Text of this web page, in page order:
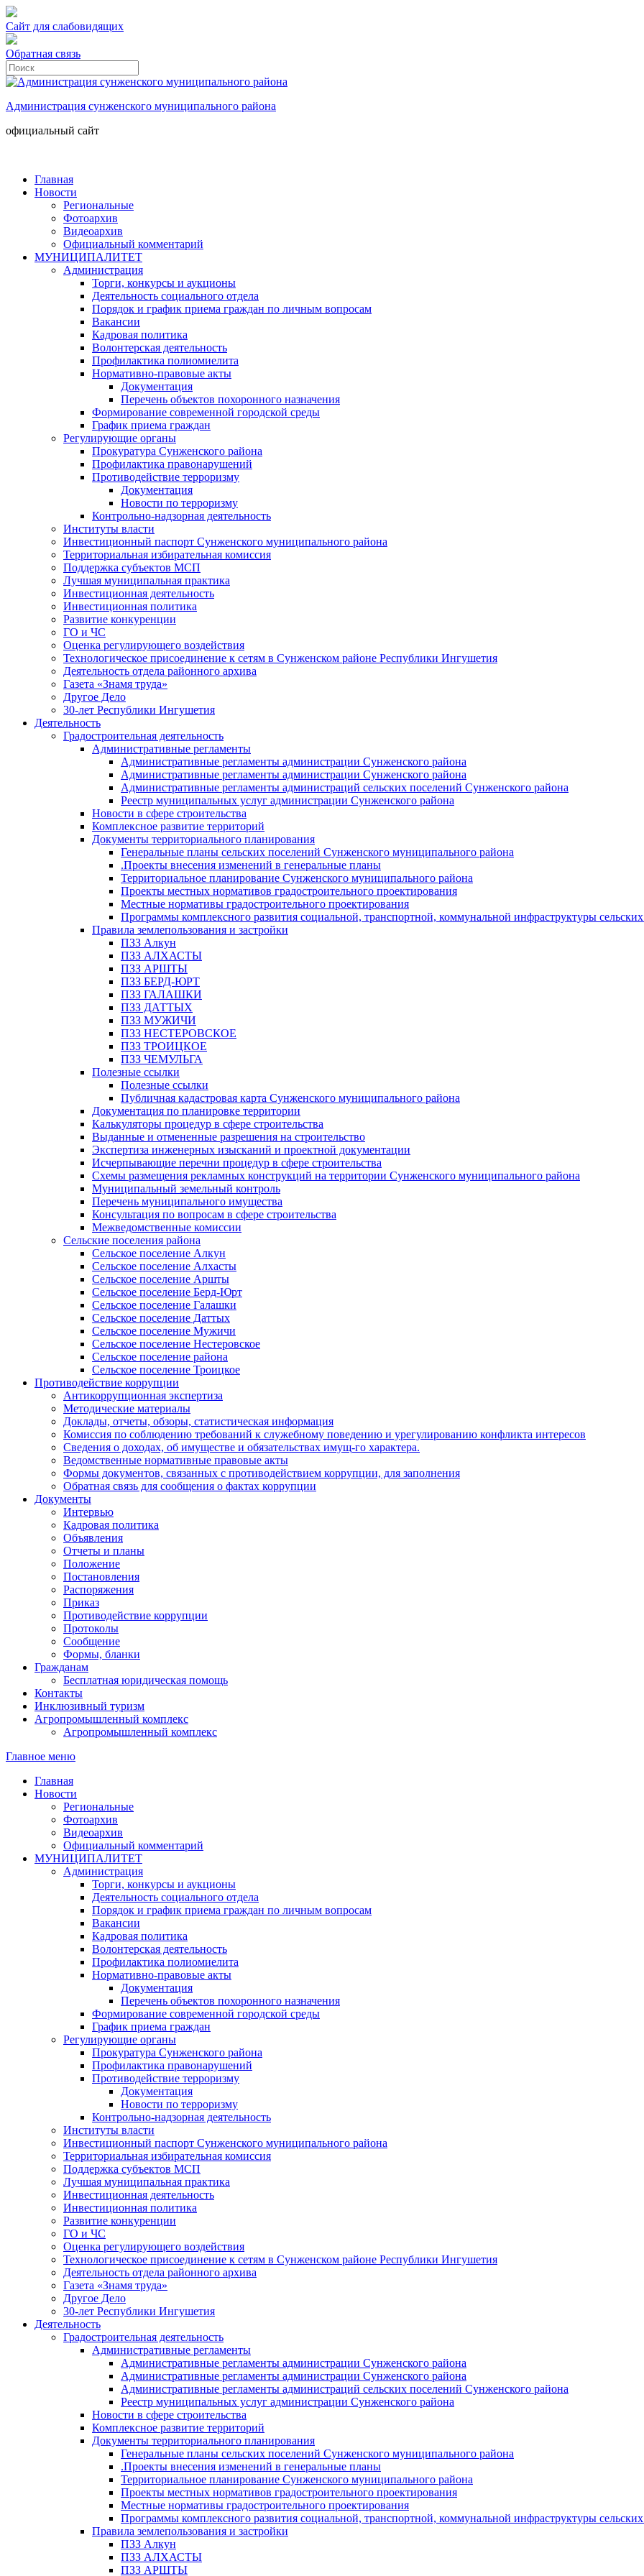
Сайт для слабовидящих
Обратная связь
Администрация сунженского муниципального района
официальный сайт
Главная
Новости
Региональные
Фотоархив
Видеоархив
Официальный комментарий
МУНИЦИПАЛИТЕТ
Администрация
Торги, конкурсы и аукционы
Деятельность социального отдела
Порядок и график приема граждан по личным вопросам
Вакансии
Кадровая политика
Волонтерская деятельность
Профилактика полиомиелита
Нормативно-правовые акты
Документация
Перечень объектов похоронного назначения
Формирование современной городской среды
График приема граждан
Регулирующие органы
Прокуратура Сунженского района
Профилактика правонарушений
Противодействие терроризму
Документация
Новости по терроризму
Контрольно-надзорная деятельность
Институты власти
Инвестиционный паспорт Сунженского муниципального района
Территориальная избирательная комиссия
Поддержка субъектов МСП
Лучшая муниципальная практика
Инвестиционная деятельность
Инвестиционная политика
Развитие конкуренции
ГО и ЧС
Оценка регулирующего воздействия
Технологическое присоединение к сетям в Сунженском районе Республики Ингушетия
Деятельность отдела районного архива
Газета «Знамя труда»
Другое Дело
30-лет Республики Ингушетия
Деятельность
Градостроительная деятельность
Административные регламенты
Административные регламенты администрации Сунженского района
Административные регламенты администрации Сунженского района
Административные регламенты администраций сельских поселений Сунженского района
Реестр муниципальных услуг администрации Сунженского района
Новости в сфере строительства
Комплексное развитие территорий
Документы территориального планирования
Генеральные планы сельских поселений Сунженского муниципального района
.Проекты внесения изменений в генеральные планы
Территориальное планирование Сунженского муниципального района
Проекты местных нормативов градостроительного проектирования
Местные нормативы градостроительного проектирования
Программы комплексного развития социальной, транспортной, коммунальной инфраструктуры
Правила землепользования и застройки
ПЗЗ Алкун
ПЗЗ АЛХАСТЫ
ПЗЗ АРШТЫ
ПЗЗ БЕРД-ЮРТ
ПЗЗ ГАЛАШКИ
ПЗЗ ДАТТЫХ
ПЗЗ МУЖИЧИ
ПЗЗ НЕСТЕРОВСКОЕ
ПЗЗ ТРОИЦКОЕ
ПЗЗ ЧЕМУЛЬГА
Полезные ссылки
Полезные ссылки
Публичная кадастровая карта Сунженского муниципального района
Документация по планировке территории
Калькуляторы процедур в сфере строительства
Выданные и отмененные разрешения на строительство
Экспертиза инженерных изысканий и проектной документации
Исчерпывающие перечни процедур в сфере строительства
Схемы размещения рекламных конструкций на территории Сунженского муниципального района
Муниципальный земельный контроль
Перечень муниципального имущества
Консультация по вопросам в сфере строительства
Межведомственные комиссии
Сельские поселения района
Сельское поселение Алкун
Сельское поселение Алхасты
Сельское поселение Аршты
Сельское поселение Берд-Юрт
Сельское поселение Галашки
Сельское поселение Даттых
Сельское поселение Мужичи
Сельское поселение Нестеровское
Сельское поселение района
Сельское поселение Троицкое
Противодействие коррупции
Антикоррупционная экспертиза
Методические материалы
Доклады, отчеты, обзоры, статистическая информация
Комиссия по соблюдению требований к служебному поведению и урегулированию конфликта интересов
Сведения о доходах, об имуществе и обязательствах имущ-го характера.
Ведомственные нормативные правовые акты
Формы документов, связанных с противодействием коррупции, для заполнения
Обратная связь для сообщения о фактах коррупции
Документы
Интервью
Кадровая политика
Объявления
Отчеты и планы
Положение
Постановления
Распоряжения
Приказ
Противодействие коррупции
Протоколы
Сообщение
Формы, бланки
Гражданам
Бесплатная юридическая помощь
Контакты
Инклюзивный туризм
Агропромышленный комплекс
Агропромышленный комплекс
Главное меню
Главная
Новости
Региональные
Фотоархив
Видеоархив
Официальный комментарий
МУНИЦИПАЛИТЕТ
Администрация
Торги, конкурсы и аукционы
Деятельность социального отдела
Порядок и график приема граждан по личным вопросам
Вакансии
Кадровая политика
Волонтерская деятельность
Профилактика полиомиелита
Нормативно-правовые акты
Документация
Перечень объектов похоронного назначения
Формирование современной городской среды
График приема граждан
Регулирующие органы
Прокуратура Сунженского района
Профилактика правонарушений
Противодействие терроризму
Документация
Новости по терроризму
Контрольно-надзорная деятельность
Институты власти
Инвестиционный паспорт Сунженского муниципального района
Территориальная избирательная комиссия
Поддержка субъектов МСП
Лучшая муниципальная практика
Инвестиционная деятельность
Инвестиционная политика
Развитие конкуренции
ГО и ЧС
Оценка регулирующего воздействия
Технологическое присоединение к сетям в Сунженском районе Республики Ингушетия
Деятельность отдела районного архива
Газета «Знамя труда»
Другое Дело
30-лет Республики Ингушетия
Деятельность
Градостроительная деятельность
Административные регламенты
Административные регламенты администрации Сунженского района
Административные регламенты администрации Сунженского района
Административные регламенты администраций сельских поселений Сунженского района
Реестр муниципальных услуг администрации Сунженского района
Новости в сфере строительства
Комплексное развитие территорий
Документы территориального планирования
Генеральные планы сельских поселений Сунженского муниципального района
.Проекты внесения изменений в генеральные планы
Территориальное планирование Сунженского муниципального района
Проекты местных нормативов градостроительного проектирования
Местные нормативы градостроительного проектирования
Программы комплексного развития социальной, транспортной, коммунальной инфраструктуры
Правила землепользования и застройки
ПЗЗ Алкун
ПЗЗ АЛХАСТЫ
ПЗЗ АРШТЫ